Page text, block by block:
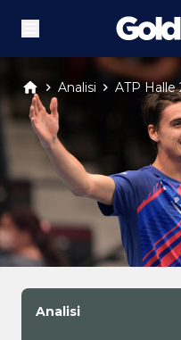
Analisi ATP Halle
Analisi